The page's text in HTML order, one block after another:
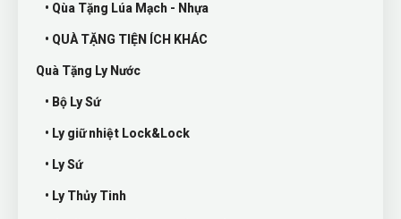
• Qùa Tặng Lúa Mạch - Nhựa
• QUÀ TẶNG TIỆN ÍCH KHÁC
Quà Tặng Ly Nước
• Bộ Ly Sứ
• Ly giữ nhiệt Lock&Lock
• Ly Sứ
• Ly Thủy Tinh